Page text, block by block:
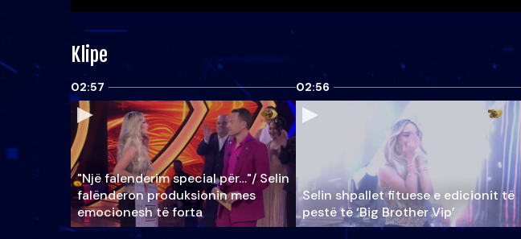
Klipe
02:57
"Një falenderim special për…"/ Selin
falënderon produksionin mes
emocionesh të forta
02:56
Selin shpallet fituese e edicionit të
pestë të ‘Big Brother Vip’